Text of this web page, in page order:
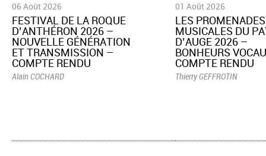
06 Août 2026
​FESTIVAL DE LA ROQUE
D’ANTHÉRON 2026 –
NOUVELLE GÉNÉRATION
ET TRANSMISSION –
COMPTE RENDU
Alain COCHARD
01 Août 2026
LES PROMENADES
MUSICALES DU
D’AUGE 2026 –
BONHEURS
COMPTE RENDU
Thierry GEFFROTIN